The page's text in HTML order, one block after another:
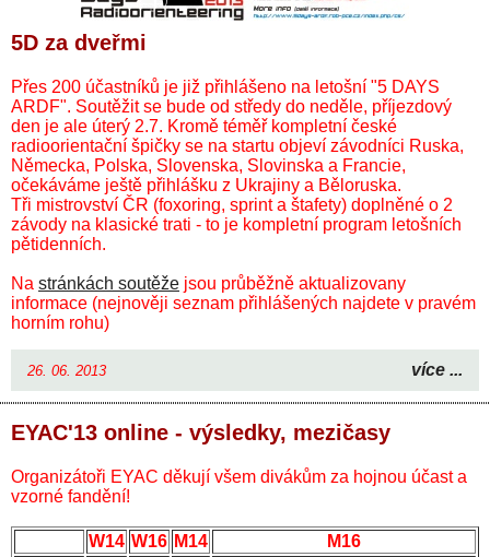
5D za dveřmi
Přes 200 účastníků je již přihlášeno na letošní "5 DAYS
ARDF". Soutěžit se bude od středy do neděle, příjezdový
den je ale úterý 2.7. Kromě téměř kompletní české
radioorientační špičky se na startu objeví závodníci Ruska,
Německa, Polska, Slovenska, Slovinska a Francie,
očekáváme ještě přihlášku z Ukrajiny a Běloruska.
Tři mistrovství ČR (foxoring, sprint a štafety) doplněné o 2
závody na klasické trati - to je kompletní program letošních
pětidenních.
Na stránkách soutěže jsou průběžně aktualizovany
informace (nejnověji seznam přihlášených najdete v pravém
horním rohu)
26. 06. 2013 více ...
EYAC'13 online - výsledky, mezičasy
Organizátoři EYAC děkují všem divákům za hojnou účast a
vzorné fandění!
W14 W16 M14
M16